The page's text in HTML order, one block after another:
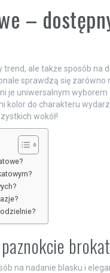
–
ale także sposób na
sprawdzą się zarówno
je uniwersalnym
kolor do charakteru
wokół!
na nadanie blasku i